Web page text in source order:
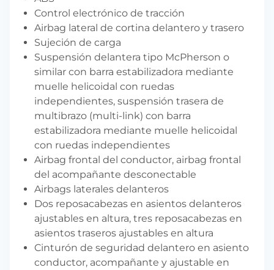
Control electrónico de tracción
Airbag lateral de cortina delantero y trasero
Sujeción de carga
Suspensión delantera tipo McPherson o
similar con barra estabilizadora mediante
muelle helicoidal con ruedas
independientes, suspensión trasera de
multibrazo (multi-link) con barra
estabilizadora mediante muelle helicoidal
con ruedas independientes
Airbag frontal del conductor, airbag frontal
del acompañante desconectable
Airbags laterales delanteros
Dos reposacabezas en asientos delanteros
ajustables en altura, tres reposacabezas en
asientos traseros ajustables en altura
Cinturón de seguridad delantero en asiento
conductor, acompañante y ajustable en